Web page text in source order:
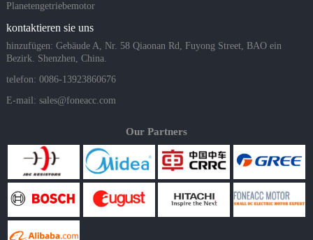
Planetengetriebemotor
kontaktieren sie uns
hinzufügen: Gebäude A, Nr. 58 Qiaonan Rd, Fuyong Street, BAO ein
Bezirk. Shenzhen, China.
telefon: 0086-13923860676
E-mail: sales@foneacc.com
Our Partners